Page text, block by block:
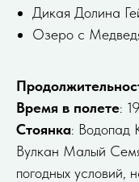
Дикая Долина
Озеро с
Время в полете:
Стоянка: Водопад
Вулкан Малый
погодных условий,